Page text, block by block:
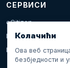
СЕРВИСИ
eCitizen
Пријава проблема
Календар
Колачићи
Ова веб
безбједности и